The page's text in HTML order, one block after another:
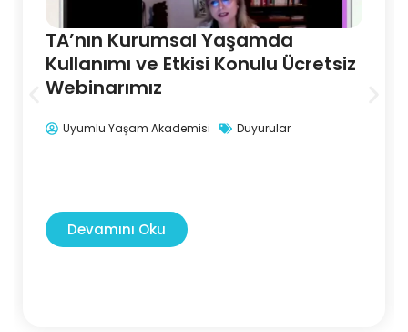
TA’nın Kurumsal Yaşamda
Kullanımı ve Etkisi Konulu Ücretsiz
Webinarımız
Uyumlu Yaşam Akademisi Duyurular
Devamını Oku